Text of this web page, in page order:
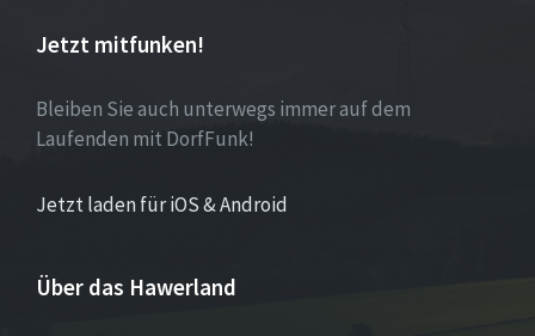
Jetzt mitfunken!
Bleiben Sie auch unterwegs immer auf dem
Laufenden mit DorfFunk!
Jetzt laden für iOS & Android
Über das Hawerland